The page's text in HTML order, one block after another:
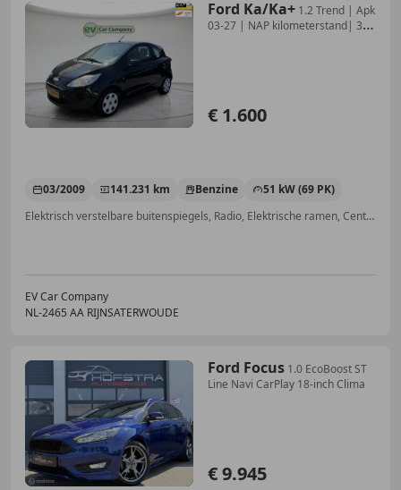
Ford Ka/Ka+ 1.2 Trend | Apk
03-27 | NAP kilometerstand| 3
€ 1.600
03/2009 141.231 km Benzine
51 kW (69 PK)
Elektrisch verstelbare buitenspiegels, Radio, Elektrische ramen, Centrale deurvergrendeling met afstandsbediening, Airbag passagier, ABS, CD
EV Car Company
NL-2465 AA RIJNSATERWOUDE
Ford Focus 1.0 EcoBoost ST
Line Navi CarPlay 18-inch Clima
€ 9.945